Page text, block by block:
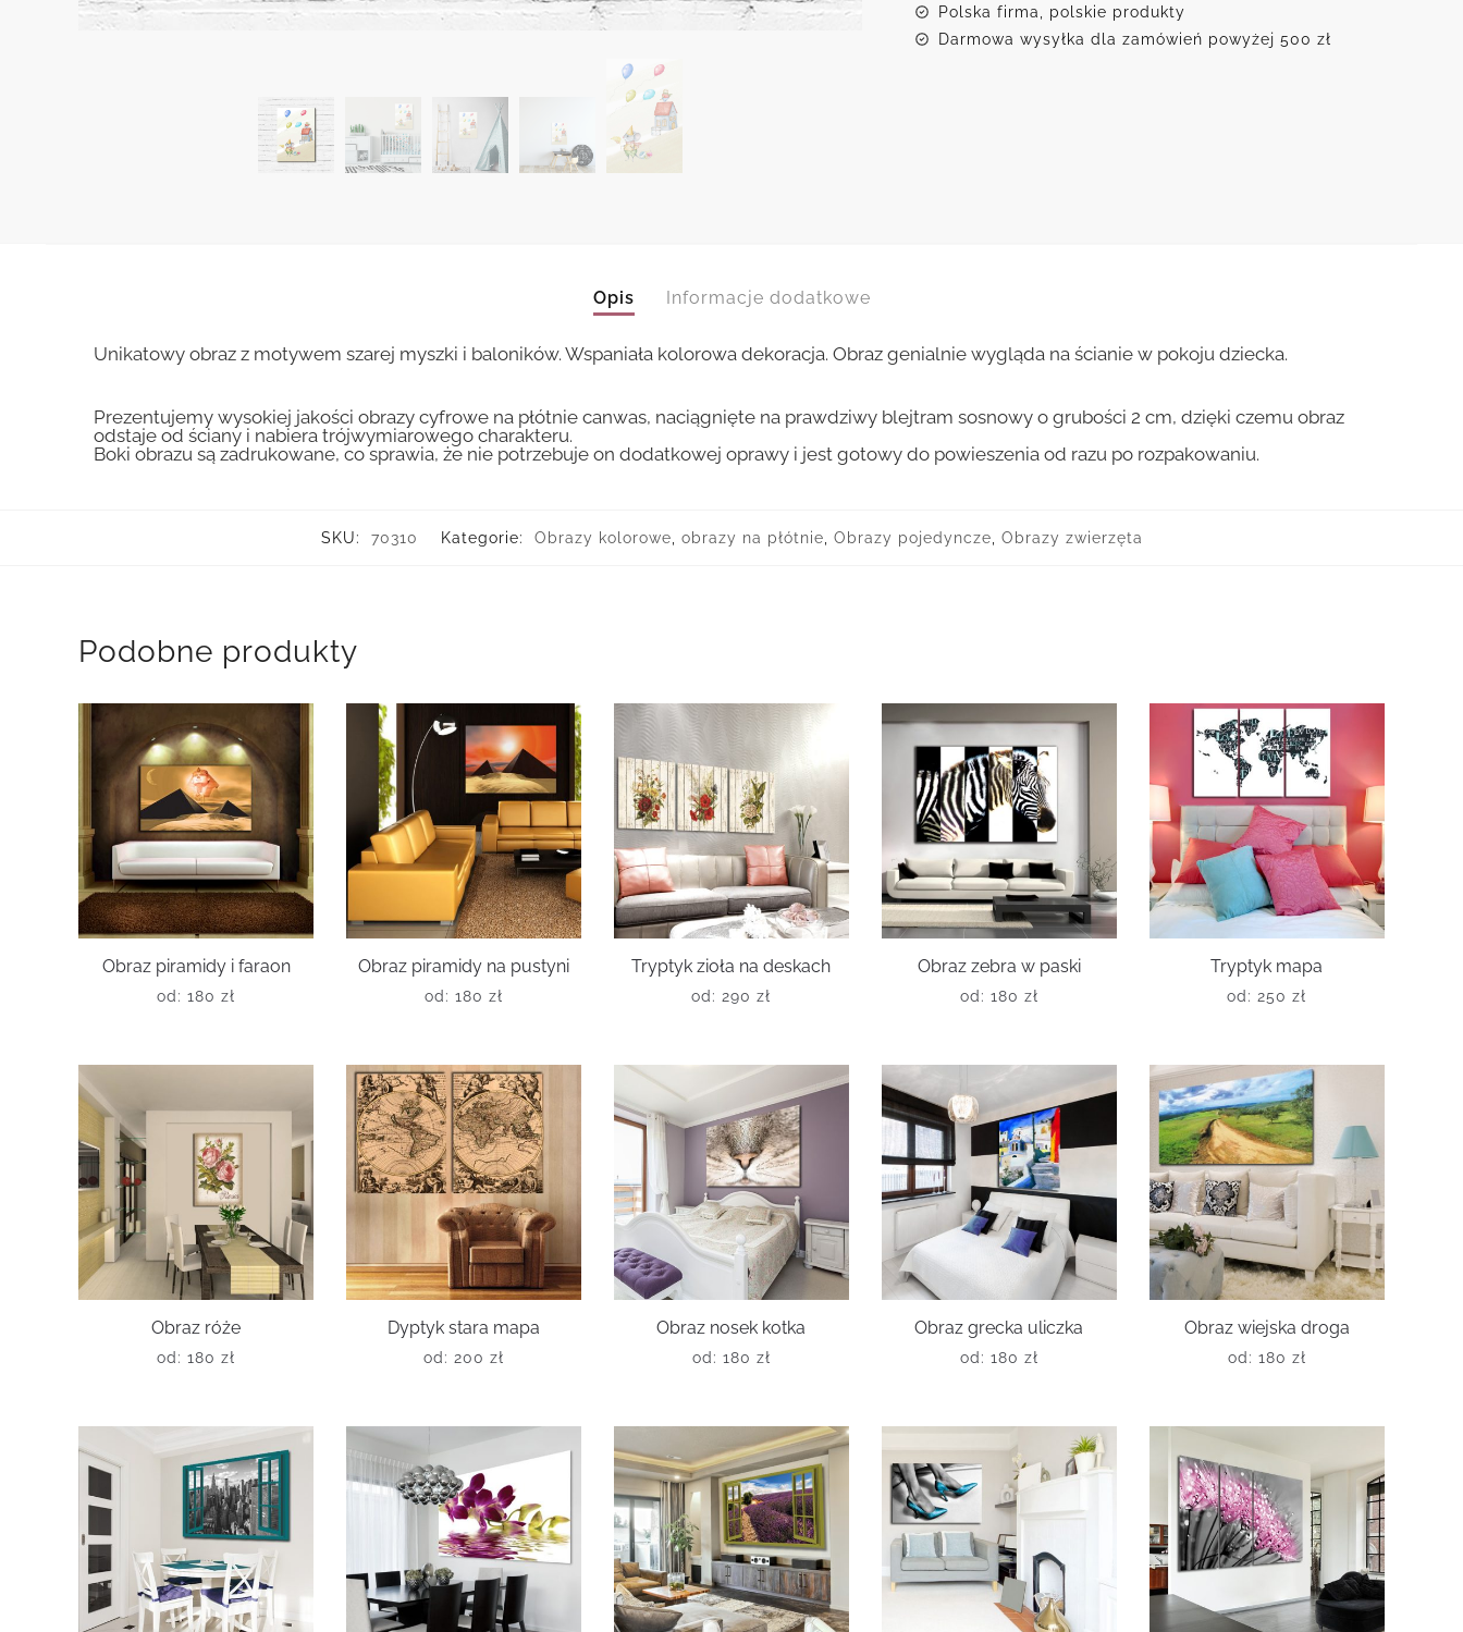
Polska firma, polskie produkty
Darmowa wysyłka dla zamówień powyżej 500 zł
Opis Informacje dodatkowe
Unikatowy obraz z motywem szarej myszki i baloników. Wspaniała kolorowa dekoracja. Obraz genialnie wygląda na ścianie w pokoju dziecka.
Prezentujemy wysokiej jakości obrazy cyfrowe na płótnie canwas, naciągnięte na prawdziwy blejtram sosnowy o grubości 2 cm, dzięki czemu obraz
odstaje od ściany i nabiera trójwymiarowego charakteru.
Boki obrazu są zadrukowane, co sprawia, że nie potrzebuje on dodatkowej oprawy i jest gotowy do powieszenia od razu po rozpakowaniu.
SKU: 70310 Kategorie: Obrazy kolorowe, obrazy na płótnie, Obrazy pojedyncze, Obrazy zwierzęta
Podobne produkty
Obraz piramidy i faraon
od: 180 zł
Obraz piramidy na pustyni
od: 180 zł
Tryptyk zioła na deskach
od: 290zł
Obraz zebra w paski
od: 180 zł
Tryptyk mapa
od: 250zł
Obraz róże
od: 180 zł
Dyptyk stara mapa
od: 200 zł
Obraz nosek kotka
od: 180 zł
Obraz grecka uliczka
od: 180 zł
Obraz wiejska droga
od: 180 zł